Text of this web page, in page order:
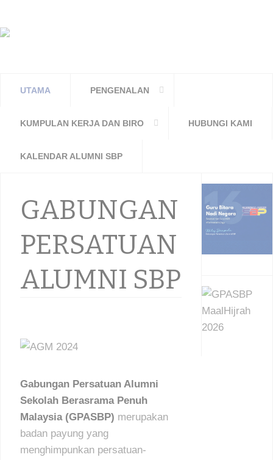
UTAMA PENGENALAN
KUMPULAN KERJA DAN BIRO HUBUNGI KAMI
KALENDAR ALUMNI SBP
GABUNGAN
PERSATUAN
ALUMNI SBP
Gabungan Persatuan Alumni
Sekolah Berasrama Penuh
Malaysia (GPASBP) merupakan
badan payung yang
menghimpunkan persatuan-